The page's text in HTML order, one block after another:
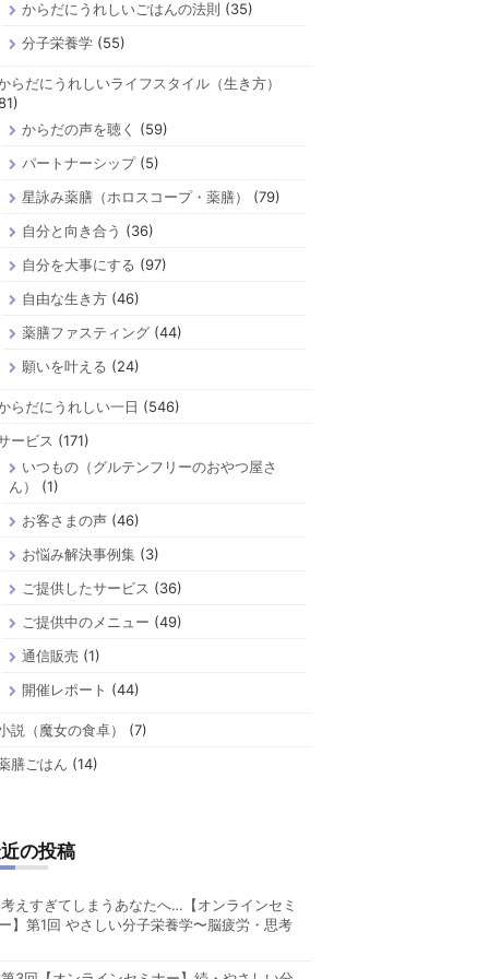
からだにうれしいごはんの法則 (35)
分子栄養学(55)
らだにうれしいライフスタイル（生き方）
からだの声を聴く
(59)
パートナーシップ(5)
星詠み薬膳（ホロスコープ・薬膳）
(79)
自分と向き合う (36)
自分を大事にする (97)
自由な生き方(46)
薬膳ファスティング(44)
願いを叶える (24)
らだにうれしい一日 (546)
ービス (171)
いつもの（グルテンフリーのおやつ屋さ
ん）
(1)
お客さまの声(46)
お悩み解決事例集 (3)
ご提供したサービス (36)
ご提供中のメニュー (49)
通信販売 (1)
開催レポート (44)
説（魔女の食卓）
(7)
膳ごはん (14)
の投稿
考えすぎてしまうあなたへ…【オンラインセミ
】第1回 やさしい分子栄養学〜脳疲労・思考